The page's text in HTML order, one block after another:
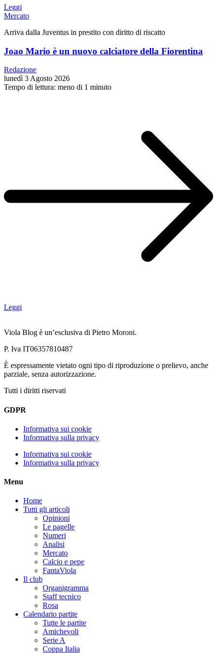
Leggi
Mercato
Arriva dalla Juventus in prestito con diritto di riscatto
Joao Mario è un nuovo calciatore della Fiorentina
Redazione
lunedì 3 Agosto 2026
Tempo di lettura: meno di 1 minuto
Leggi
Viola Blog è un’esclusiva di Pietro Moroni.
P. Iva IT06357810487
È espressamente vietato ogni tipo di riproduzione o prelievo, anche
parziale, senza autorizzazione.
Tutti i diritti riservati
GDPR
Informativa sui cookie
Informativa sulla privacy
Informativa sui cookie
Informativa sulla privacy
Menu
Home
Tutti gli articoli
Opinioni
Le pagelle
Numeri
Analisi
Mercato
Calcio e pepe
FantaViola
Il club
Organigramma
Staff tecnico
Rosa
Calendario partite
Tutte le partite
Amichevoli
Serie A
Coppa Italia